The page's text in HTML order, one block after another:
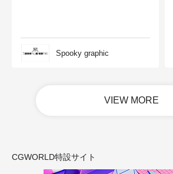
Spooky graphic
VIEW MORE
CGWORLD特設サイト